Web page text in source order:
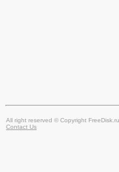
All right reserved © Copyright
Contact Us